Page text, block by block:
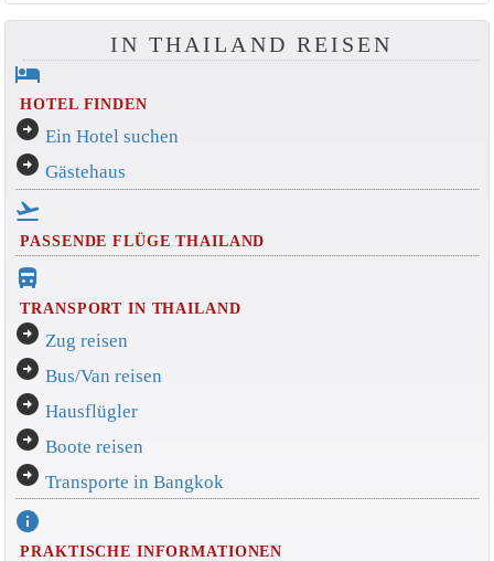
IN THAILAND REISEN
hotel
HOTEL FINDEN
arrow_circle_right Ein Hotel suchen
arrow_circle_right Gästehaus
flight_takeoff
PASSENDE FLÜGE THAILAND
directions_bus_filled
TRANSPORT IN THAILAND
arrow_circle_right Zug reisen
arrow_circle_right Bus/Van reisen
arrow_circle_right Hausflügler
arrow_circle_right Boote reisen
arrow_circle_right Transporte in Bangkok
info
PRAKTISCHE INFORMATIONEN